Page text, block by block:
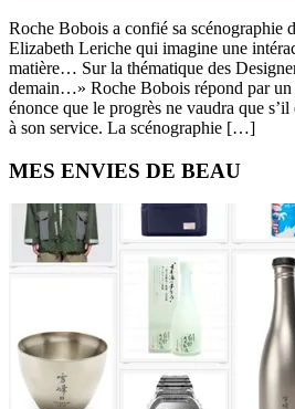
Roche Bobois a confié sa scénographie
Elizabeth Leriche qui imagine une
matière… Sur la thématique des
demain…» Roche Bobois répond par
énonce que le progrès ne vaudra que
à son service. La scénographie […]
Primary
Sidebar
MES ENVIES DE BEAU